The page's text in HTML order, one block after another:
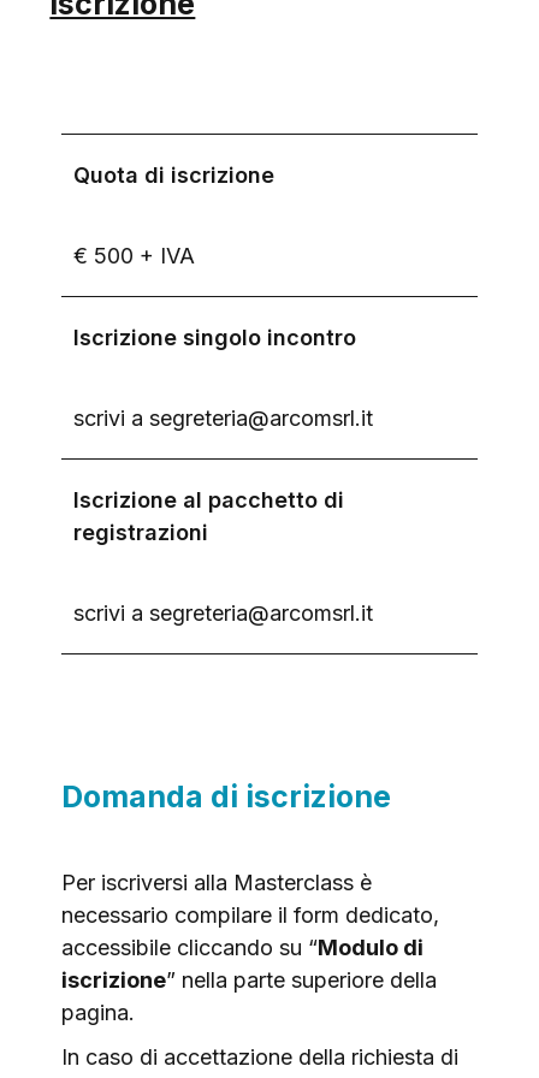
Quota di iscrizione
€ 500 + IVA
Iscrizione singolo incontro
scrivi a segreteria@arcomsrl.it
Iscrizione al pacchetto di
registrazioni
scrivi a segreteria@arcomsrl.it
Domanda di iscrizione
Per iscriversi alla Masterclass è
necessario compilare il form dedicato,
accessibile cliccando su “Modulo di
iscrizione” nella parte superiore della
pagina.
In caso di accettazione della richiesta di